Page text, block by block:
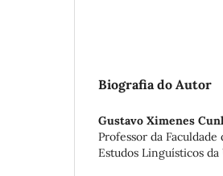
Biografia do Autor
Gustavo Ximenes
Professor da
Estudos Linguísticos da